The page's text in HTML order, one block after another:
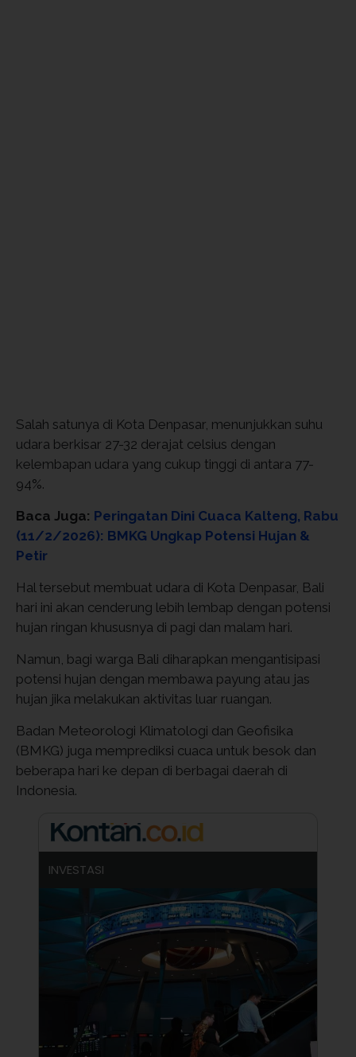
Salah satunya di Kota Denpasar, menunjukkan suhu
udara berkisar 27-32 derajat celsius dengan
kelembapan udara yang cukup tinggi di antara 77-
94%.
Baca Juga: Peringatan Dini Cuaca Kalteng, Rabu
(11/2/2026): BMKG Ungkap Potensi Hujan &
Petir
Hal tersebut membuat udara di Kota Denpasar, Bali
hari ini akan cenderung lebih lembap dengan potensi
hujan ringan khususnya di pagi dan malam hari.
Namun, bagi warga Bali diharapkan mengantisipasi
potensi hujan dengan membawa payung atau jas
hujan jika melakukan aktivitas luar ruangan.
Badan Meteorologi Klimatologi dan Geofisika
(BMKG) juga memprediksi cuaca untuk besok dan
beberapa hari ke depan di berbagai daerah di
Indonesia.
INVESTASI